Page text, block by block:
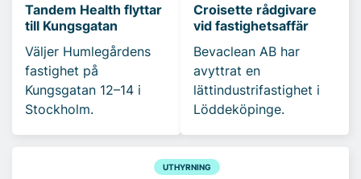
Tandem Health flyttar
till Kungsgatan
Väljer Humlegårdens
fastighet på
Kungsgatan 12–14 i
Stockholm.
Croisette rådgivare
vid fastighetsaffär
Bevaclean AB har
avyttrat en
lättindustrifastighet i
Löddeköpinge.
UTHYRNING